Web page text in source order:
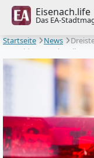
Eisenach.life
Das EA-
Startseite
News
Bargeld aus Tankstelle